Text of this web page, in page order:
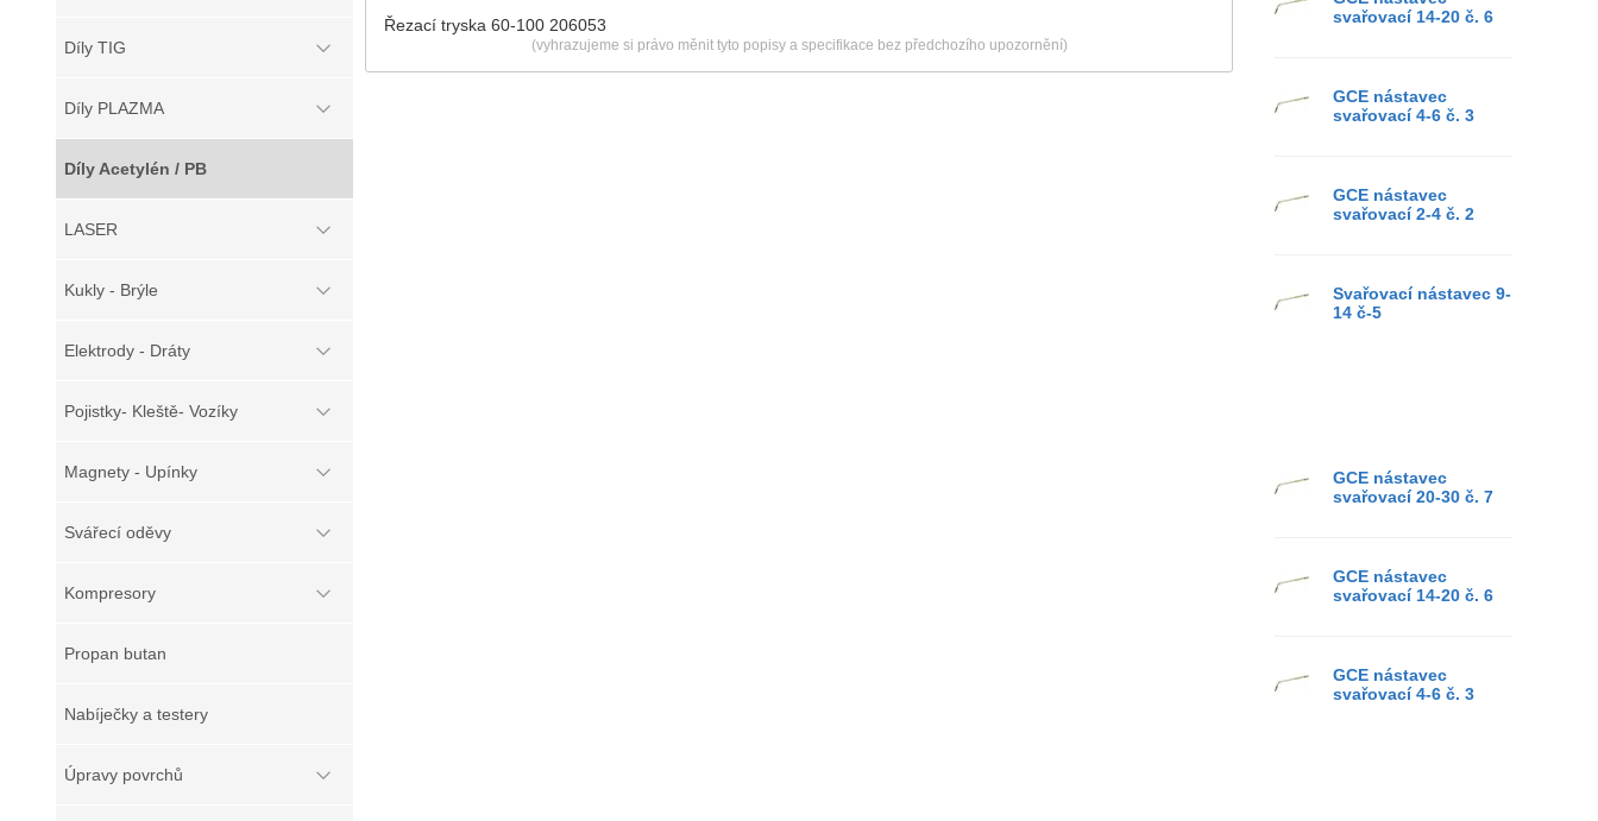
svařovací 14-20 č. 6
GCE nástavec
svařovací 4-6 č. 3
GCE nástavec
svařovací 2-4 č. 2
Svařovací nástavec 9-
14 č-5
GCE nástavec
svařovací 20-30 č. 7
GCE nástavec
svařovací 14-20 č. 6
GCE nástavec
svařovací 4-6 č. 3
Díly TIG
Díly PLAZMA
Díly Acetylén / PB
LASER
Kukly - Brýle
Elektrody - Dráty
Pojistky- Kleště- Vozíky
Magnety - Upínky
Svářecí oděvy
Kompresory
Propan butan
Nabíječky a testery
Úpravy povrchů
Řezací tryska 60-100 206053
(vyhrazujeme si právo měnit tyto popisy a specifikace bez předchozího upozornění)